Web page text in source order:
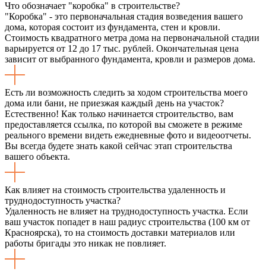
Что обозначает "коробка" в строительстве?
"Коробка" - это первоначальная стадия возведения вашего
дома, которая состоит из фундамента, стен и кровли.
Стоимость квадратного метра дома на первоначальной стадии
варьируется от 12 до 17 тыс. рублей. Окончательная цена
зависит от выбранного фундамента, кровли и размеров дома.
Есть ли возможность следить за ходом строительства моего
дома или бани, не приезжая каждый день на участок?
Естественно! Как только начинается строительство, вам
предоставляется ссылка, по которой вы сможете в режиме
реального времени видеть ежедневные фото и видеоотчеты.
Вы всегда будете знать какой сейчас этап строительства
вашего объекта.
Как влияет на стоимость строительства удаленность и
труднодоступность участка?
Удаленность не влияет на труднодоступность участка. Если
ваш участок попадет в наш радиус строительства (100 км от
Красноярска), то на стоимость доставки материалов или
работы бригады это никак не повлияет.